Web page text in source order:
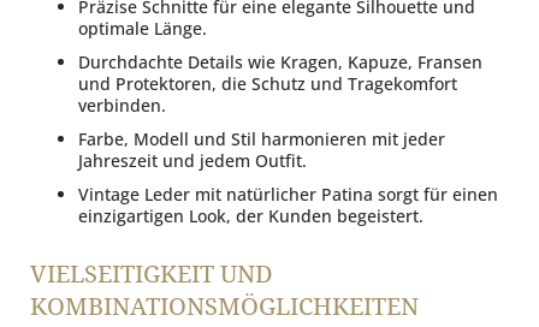
Präzise Schnitte für eine elegante Silhouette und
optimale Länge.
Durchdachte Details wie Kragen, Kapuze, Fransen
und Protektoren, die Schutz und Tragekomfort
verbinden.
Farbe, Modell und Stil harmonieren mit jeder
Jahreszeit und jedem Outfit.
Vintage Leder mit natürlicher Patina sorgt für einen
einzigartigen Look, der Kunden begeistert.
VIELSEITIGKEIT UND
KOMBINATIONSMÖGLICHKEITEN